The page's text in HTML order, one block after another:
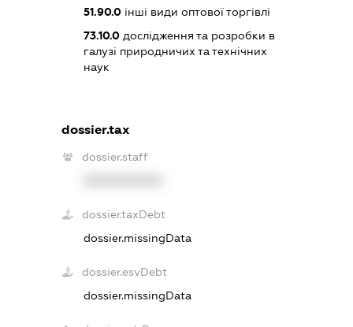
51.90.0 інші види оптової торгівлі
73.10.0 дослідження та розробки в
галузі природничих та технічних
наук
dossier.tax
dossier.staff
dossier.taxDebt
dossier.missingData
dossier.esvDebt
dossier.missingData